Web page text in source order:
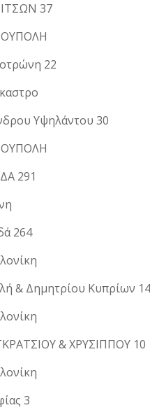
37
22
Υψηλάντου 30
291
264
& Δημητρίου Κυπρίων 14
& ΧΡΥΣΙΠΠΟΥ 10
3